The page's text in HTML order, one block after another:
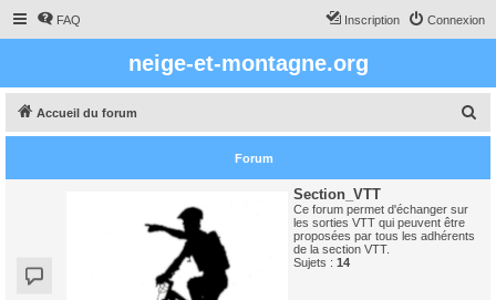
FAQ Connexion
Inscription
neige-et-montagne.org
Accueil du forum
e
Forum
Section_VTT
Ce forum permet d'échanger sur
les sorties VTT qui peuvent être
proposées par tous les adhérents
de la section VTT.
Sujets : 14